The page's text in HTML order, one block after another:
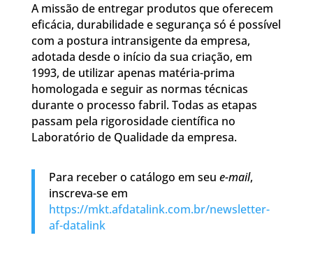
A missão de entregar produtos que oferecem
eficácia, durabilidade e segurança só é possível
com a postura intransigente da empresa,
adotada desde o início da sua criação, em
1993, de utilizar apenas matéria-prima
homologada e seguir as normas técnicas
durante o processo fabril. Todas as etapas
passam pela rigorosidade científica no
Laboratório de Qualidade da empresa.
Para receber o catálogo em seu e-mail,
inscreva-se em
https://mkt.afdatalink.com.br/newsletter-
af-datalink